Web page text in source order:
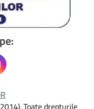
Toate drepturile